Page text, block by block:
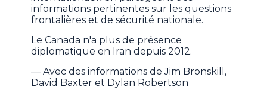
informations pertinentes sur les questions
frontalières et de sécurité nationale.
Le Canada n'a plus de présence
diplomatique en Iran depuis 2012.
— Avec des informations de Jim Bronskill,
David Baxter et Dylan Robertson